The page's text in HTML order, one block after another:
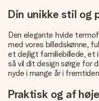
Din unikke stil og
Den elegante hvide
med vores billedskønne,
et dejligt familiebillede, et
så vil dit design sørge for
nyde i mange år i
Praktisk og af